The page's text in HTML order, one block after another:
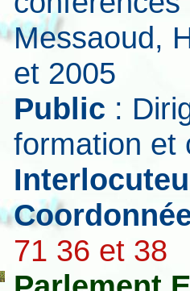
Messaoud,
et 2005
Public :
formation et
71 36 et 38